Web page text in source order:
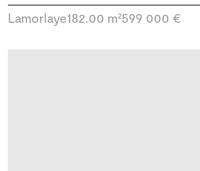
Lamorlaye182.00 m²599 000 €